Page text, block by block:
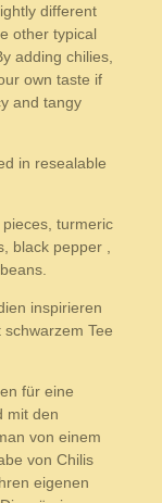
different
other typical
adding chilies,
own taste if
and tangy
in resealable
turmeric
black pepper ,
inspirieren
Tee
für eine
mit den
von einem
von Chilis
eigenen